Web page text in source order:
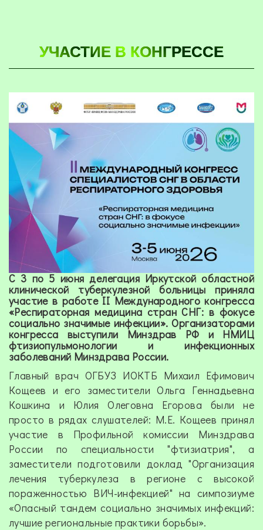
УЧАСТИЕ В КОНГРЕССЕ
С 3 по 5 июня делегация Иркутской областной
клинической туберкулезной больницы приняла
участие в работе II Международного конгресса
«Респираторная медицина стран СНГ: в фокусе
социально значимые инфекции». Организаторами
конгресса выступили Минздрав РФ и НМИЦ
фтизиопульмонологии и инфекционных
заболеваний Минздрава России.
Главный врач ОГБУЗ ИОКТБ Михаил Ефимович
Кощеев и его заместители Ольга Геннадьевна
Кошкина и Юлия Олеговна Егорова были не
просто в рядах слушателей: М.Е. Кощеев принял
участие в Профильной комиссии Минздрава
России по специальности "фтизиатрия", а
заместители подготовили доклад "Организация
лечения туберкулеза в регионе с высокой
пораженностью ВИЧ-инфекцией" на симпозиуме
«Опасный тандем социально значимых инфекций:
лучшие региональные практики борьбы».